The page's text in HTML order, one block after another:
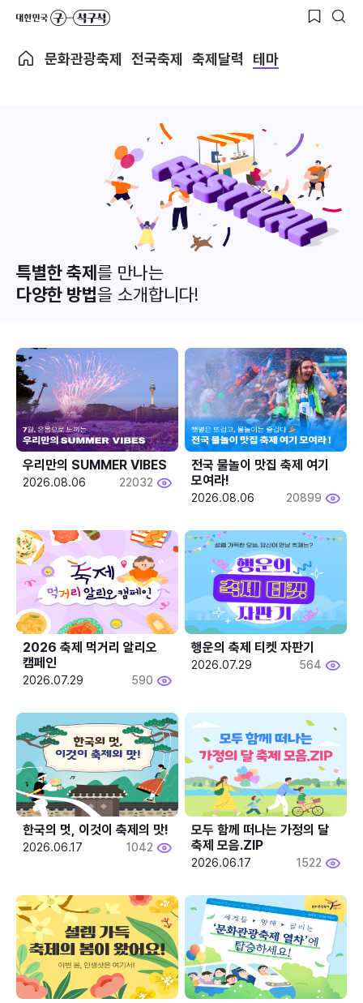
문화관광축제 전국축제 축제달력 테마
특별한 축제를 만나는
다양한 방법을 소개합니다!
우리만의 SUMMER VIBES
2026.08.06 22032
전국 물놀이 맛집 축제 여기
모여라!
2026.08.06 20899
2026 축제 먹거리 알리오
캠페인
2026.07.29 590
행운의 축제 티켓 자판기
2026.07.29 564
한국의 멋, 이것이 축제의 맛!
2026.06.17 1042
모두 함께 떠나는 가정의 달
축제 모음.ZIP
2026.06.17 1522